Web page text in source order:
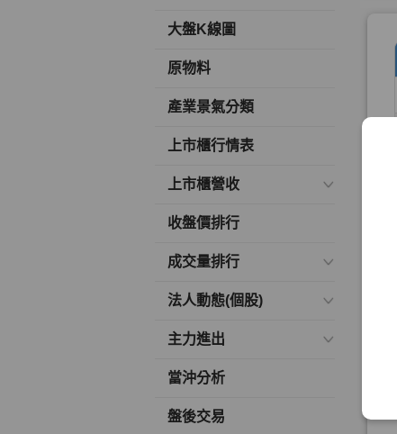
大盤K線圖
原物料
產業景氣分類
上市櫃行情表
上市櫃營收
收盤價排行
成交量排行
法人動態(個股)
主力進出
當沖分析
盤後交易